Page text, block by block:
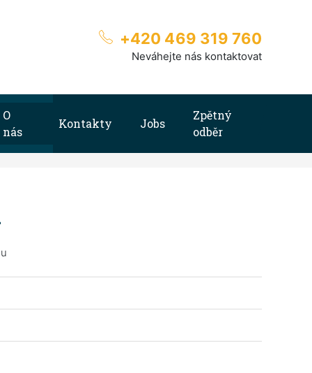
+420 469 319 760
Neváhejte nás kontaktovat
O
nás
Kontakty Jobs
Zpětný
odběr